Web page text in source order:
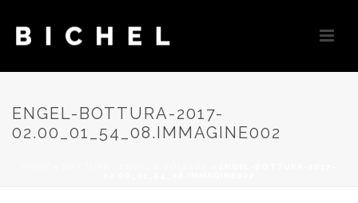
ENGEL-BOTTURA-2017-
02.00_01_54_08.IMMAGINE002